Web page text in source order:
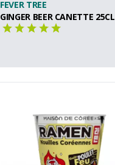
FEVER TREE
GINGER BEER CANETTE 25CL